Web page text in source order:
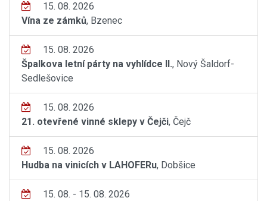
15. 08. 2026
Vína ze zámků, Bzenec
15. 08. 2026
Špalkova letní párty na vyhlídce II., Nový Šaldorf-
Sedlešovice
15. 08. 2026
21. otevřené vinné sklepy v Čejči, Čejč
15. 08. 2026
Hudba na vinicích v LAHOFERu, Dobšice
15. 08. - 15. 08. 2026